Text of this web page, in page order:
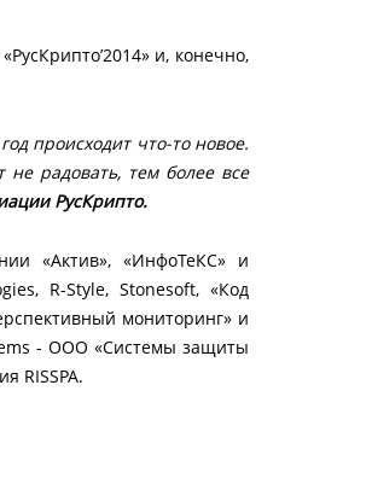
и, конечно,
происходит что-то новое.
радовать, тем более все
РусКрипто.
«Актив», «ИнфоТеКС» и
R-Style, Stonesoft, «Код
мониторинг» и
- ООО «Системы защиты
RISSPA.